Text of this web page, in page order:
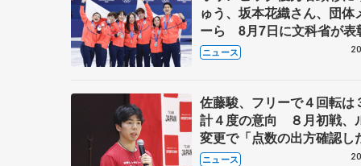
ゅう、坂本花織さん、団体
ーら 8月7日に文科省が表
ブルーノ・マルコット、中
らコーチも
ニュース
佐藤駿、フリーで４回転は
計４度の意向 ８月初戦、
変更で「点数の出方確認し
ニュース